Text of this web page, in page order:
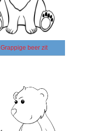
Grappige beer zit